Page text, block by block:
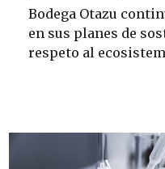
Bodega Otazu
en sus planes de
respeto al